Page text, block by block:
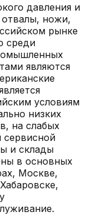
давления и
ножи,
рынке
среди
являются
условиям
низких
на слабых
сервисной
и склады
в основных
Москве,